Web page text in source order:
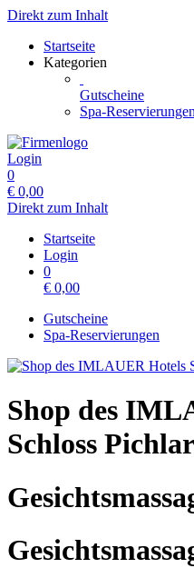
Direkt zum Inhalt
Startseite
Kategorien
Gutscheine
Spa-Reservierungen
Login
0
€ 0,00
Direkt zum Inhalt
Startseite
Login
0
€ 0,00
Gutscheine
Spa-Reservierungen
Shop des
Schloss